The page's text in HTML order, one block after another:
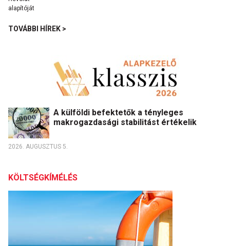
TOVÁBBI HÍREK >
A külföldi befektetők a tényleges
makrogazdasági stabilitást értékelik
2026. AUGUSZTUS 5.
KÖLTSÉGKÍMÉLÉS